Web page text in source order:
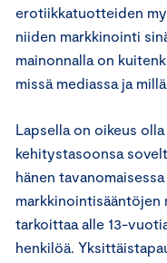
erotiikkatuotteiden
niiden markkinointi
mainonnalla on
missä mediassa ja
Lapsella on oikeus
kehitystasoonsa
hänen
markkinointisääntöjen
tarkoittaa alle 13-
henkilöä.